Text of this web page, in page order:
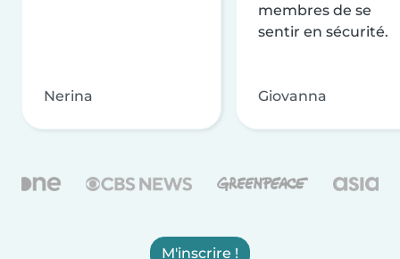
Nerina
membres de se
sentir en sécurité.
Giovanna
M'inscrire !